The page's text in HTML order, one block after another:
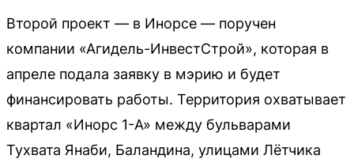
Второй проект — в Инорсе — поручен
компании «Агидель-ИнвестСтрой», которая в
апреле подала заявку в мэрию и будет
финансировать работы. Территория охватывает
квартал «Инорс 1-А» между бульварами
Тухвата Янаби, Баландина, улицами Лётчика